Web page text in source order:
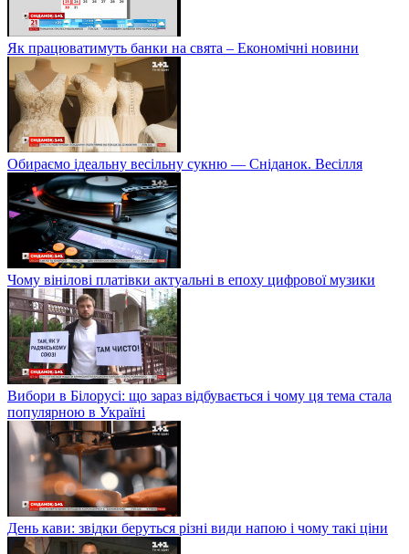
Як працюватимуть банки на свята – Економічні новини
Обираємо ідеальну весільну сукню — Сніданок. Весілля
Чому вінілові платівки актуальні в епоху цифрової музики
Вибори в Білорусі: що зараз відбувається і чому ця тема стала
популярною в Україні
День кави: звідки беруться різні види напою і чому такі ціни